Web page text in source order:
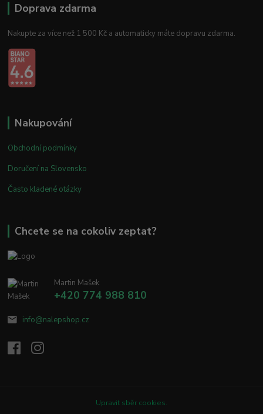
Doprava zdarma
Nakupte za více než 1 500 Kč a automaticky máte dopravu zdarma.
Nakupování
Obchodní podmínky
Doručení na Slovensko
Často kladené otázky
Chcete se na cokoliv zeptat?
Martin Mašek
+420 774 988 810
info@nalepshop.cz
Upravit sběr cookies.